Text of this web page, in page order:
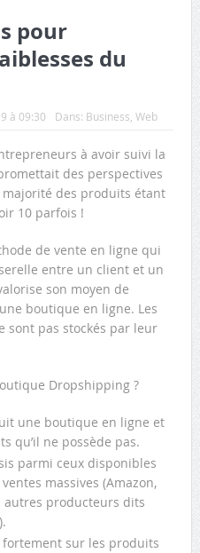
pour
du
à 09:30 Dans: Business Web
à avoir suivi la
des perspectives
des produits étant
10 parfois !
de vente en ligne qui
entre un client et un
son moyen de
boutique en ligne. Les
sont pas stockés par leur
Dropshipping ?
une boutique en ligne et
qu’il ne possède pas.
parmi ceux disponibles
massives (Amazon,
autres producteurs dits
sur les produits